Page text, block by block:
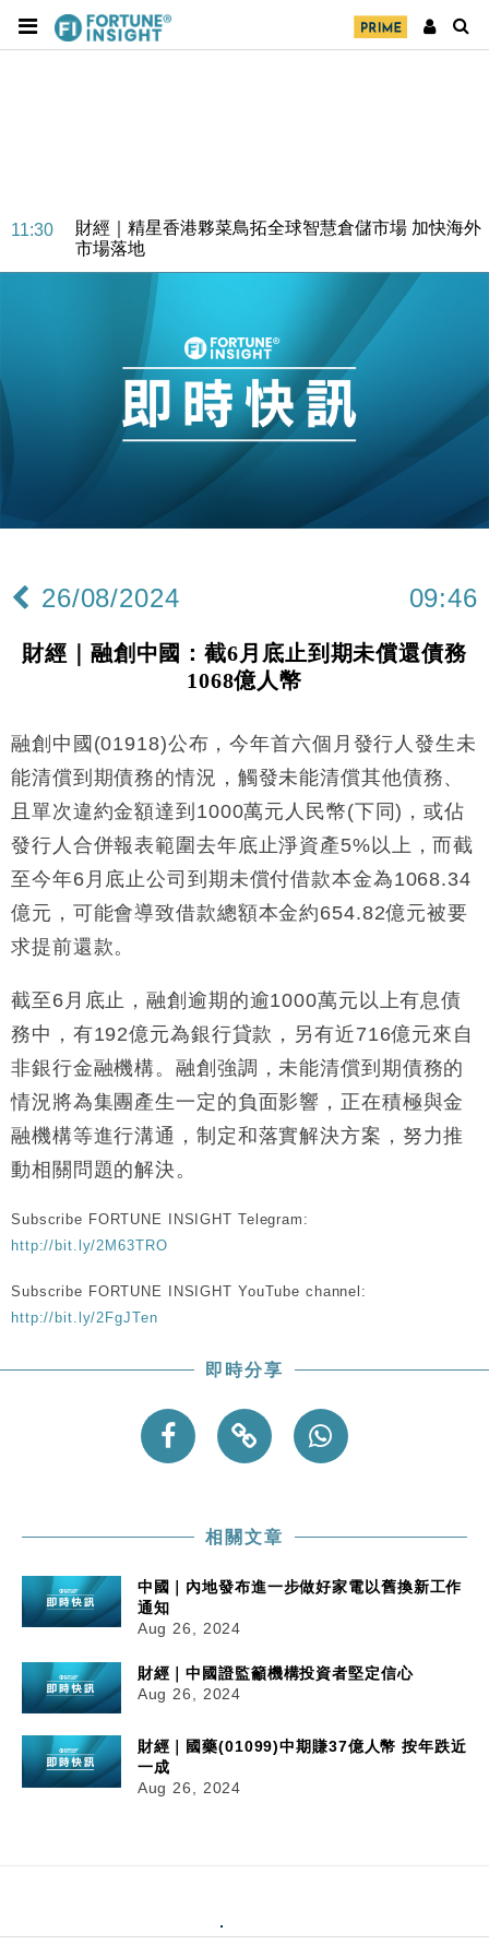
11:30
財經｜精星香港夥菜鳥拓全球智慧倉儲市場 加快海外
市場落地
地產｜大酒店中期轉賺2300萬元 斥21億翻新香港及
國際｜特朗普赴洛杉磯高球場活動前 男子攜槍彈被捕
財經｜香港7月PMI回落至51 企業擴張放慢兼縮減人
11:40
財經｜黑石傳再籌逾360億美元 支援Anthropic租用
財經｜美商務部擬擴大金屬關稅範圍 14類產品或加徵
17:40
財經｜本港6月零售額連升14個月 珠寶鐘錶銷售升勢
16:33
財經｜滙控重啟最多10億美元回購 派息比率目標維持
司
11:30
財經｜精星香港夥菜鳥拓全球智慧倉儲市場 加快海外
地產｜大酒店中期轉賺2300萬元 斥21億翻新香港及
東京半島
13:12
國際｜特朗普赴洛杉磯高球場活動前 男子攜槍彈被捕
12:30
財經｜香港7月PMI回落至51 企業擴張放慢兼縮減人
手
11:40
財經｜黑石傳再籌逾360億美元 支援Anthropic租用
Google晶片
10:57
財經｜美商務部擬擴大金屬關稅範圍 14類產品或加徵
25%
18:15
本地｜新世界K11 9月升級會員制度 增鉑金卡級別鎖
定高消費客群
17:40
財經｜本港6月零售額連升14個月 珠寶鐘錶銷售升勢
最強
16:33
財經｜滙控重啟最多10億美元回購 派息比率目標維持
26/08/2024 09:46
財經｜融創中國：截6月底止到期未償還債務
1068億人幣
融創中國(01918)公布，今年首六個月發行人發生未
能清償到期債務的情況，觸發未能清償其他債務、
且單次違約金額達到1000萬元人民幣(下同)，或佔
發行人合併報表範圍去年底止淨資產5%以上，而截
至今年6月底止公司到期未償付借款本金為1068.34
億元，可能會導致借款總額本金約654.82億元被要
求提前還款。
截至6月底止，融創逾期的逾1000萬元以上有息債
務中，有192億元為銀行貸款，另有近716億元來自
非銀行金融機構。融創強調，未能清償到期債務的
情況將為集團產生一定的負面影響，正在積極與金
融機構等進行溝通，制定和落實解決方案，努力推
動相關問題的解決。
Subscribe FORTUNE INSIGHT Telegram:
http://bit.ly/2M63TRO
Subscribe FORTUNE INSIGHT YouTube channel:
http://bit.ly/2FgJTen
即時分享
相關文章
中國｜內地發布進一步做好家電以舊換新工作
通知
Aug 26, 2024
財經｜中國證監籲機構投資者堅定信心
Aug 26, 2024
財經｜國藥(01099)中期賺37億人幣 按年跌近
一成
Aug 26, 2024